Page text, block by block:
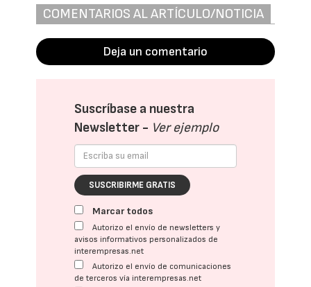
COMENTARIOS AL ARTÍCULO/NOTICIA
Deja un comentario
Suscríbase a nuestra
Newsletter - Ver ejemplo
SUSCRIBIRME GRATIS
Marcar todos
Autorizo el envío de newsletters y
avisos informativos personalizados de
interempresas.net
Autorizo el envío de comunicaciones
de terceros vía interempresas.net